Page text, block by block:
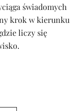
świadomych
krok w kierunku
liczy się